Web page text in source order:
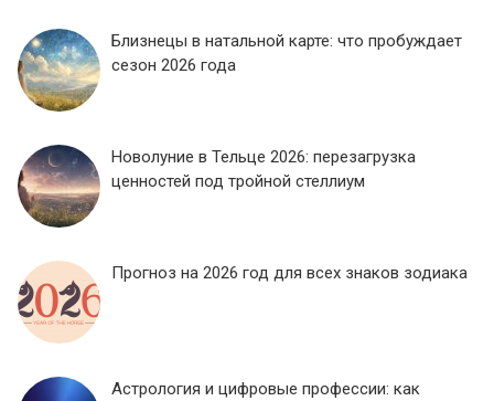
Близнецы в натальной карте: что пробуждает
сезон 2026 года
Новолуние в Тельце 2026: перезагрузка
ценностей под тройной стеллиум
Прогноз на 2026 год для всех знаков зодиака
Астрология и цифровые профессии: как